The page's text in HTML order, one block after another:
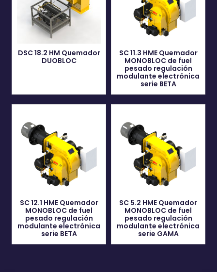
DSC 18.2 HM Quemador
DUOBLOC
SC 11.3 HME Quemador
MONOBLOC de fuel
pesado regulación
modulante electrónica
serie BETA
SC 12.1 HME Quemador
MONOBLOC de fuel
pesado regulación
modulante electrónica
serie BETA
SC 5.2 HME Quemador
MONOBLOC de fuel
pesado regulación
modulante electrónica
serie GAMA